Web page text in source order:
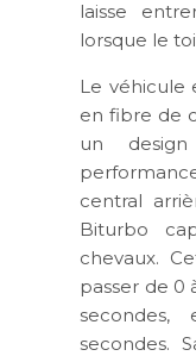
laisse
lorsque le
Le véhicule
en fibre de
un
central
Biturbo
chevaux.
passer de 0
secondes.